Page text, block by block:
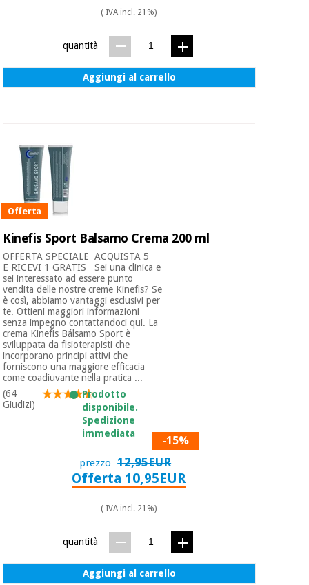
( IVA incl. 21%)
quantità
Aggiungi al carrello
Offerta
Kinefis Sport Balsamo Crema 200 ml
OFFERTA SPECIALE ​ ACQUISTA 5
E RICEVI 1 GRATIS Sei una clinica e
sei interessato ad essere punto
vendita delle nostre creme Kinefis? Se
è così, abbiamo vantaggi esclusivi per
te. Ottieni maggiori informazioni
senza impegno contattandoci qui. La
crema Kinefis Bálsamo Sport è
sviluppata da fisioterapisti che
incorporano principi attivi che
forniscono una maggiore efficacia
come coadiuvante nella pratica ...
(64
Giudizi)
Prodotto
disponibile.
Spedizione
immediata
-15%
prezzo 12,95EUR
Offerta 10,95EUR
( IVA incl. 21%)
quantità
Aggiungi al carrello